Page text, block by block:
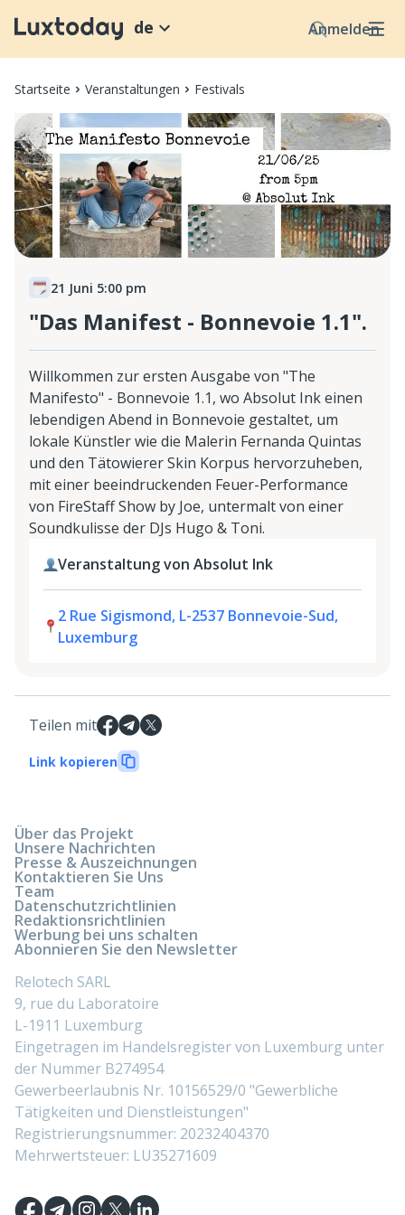
Anmelden
de
Startseite Veranstaltungen Festivals
21 Juni 5:00 pm
"Das Manifest - Bonnevoie 1.1".
Willkommen zur ersten Ausgabe von "The
Manifesto" - Bonnevoie 1.1, wo Absolut Ink einen
lebendigen Abend in Bonnevoie gestaltet, um
lokale Künstler wie die Malerin Fernanda Quintas
und den Tätowierer Skin Korpus hervorzuheben,
mit einer beeindruckenden Feuer-Performance
von FireStaff Show by Joe, untermalt von einer
Soundkulisse der DJs Hugo & Toni.
Veranstaltung von Absolut Ink
2 Rue Sigismond, L-2537 Bonnevoie-Sud,
Luxemburg
Teilen mit
Link kopieren
Über das Projekt
Unsere Nachrichten
Presse & Auszeichnungen
Kontaktieren Sie Uns
Team
Datenschutzrichtlinien
Redaktionsrichtlinien
Werbung bei uns schalten
Abonnieren Sie den Newsletter
Relotech SARL
9, rue du Laboratoire
L-1911 Luxemburg
Eingetragen im Handelsregister von Luxemburg unter
der Nummer B274954
Gewerbeerlaubnis Nr. 10156529/0 "Gewerbliche
Tätigkeiten und Dienstleistungen"
Registrierungsnummer: 20232404370
Mehrwertsteuer: LU35271609